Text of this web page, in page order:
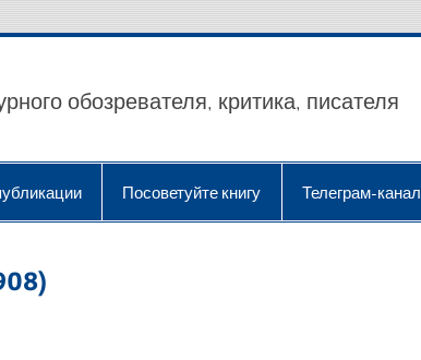
обозревателя, критика, писателя
Посоветуйте книгу Телеграм-канал